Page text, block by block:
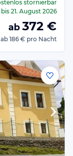
stornierbar
bis 21. August 2026
ab 372 €
ab 186 € pro Nacht